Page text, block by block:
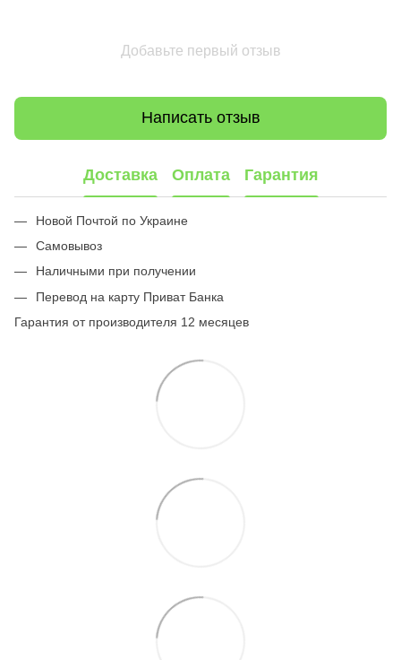
Добавьте первый отзыв
Написать отзыв
Доставка Оплата Гарантия
Новой Почтой по Украине
Самовывоз
Наличными при получении
Перевод на карту Приват Банка
Гарантия от производителя 12 месяцев